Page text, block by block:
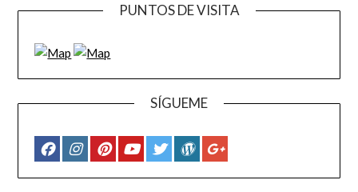
PUNTOS DE VISITA
SÍGUEME